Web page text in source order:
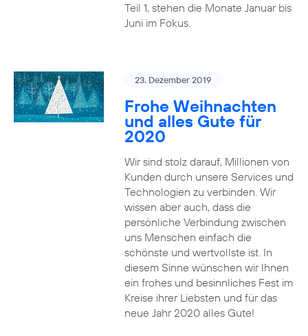
Teil 1, stehen die Monate Januar bis
Juni im Fokus.
23. Dezember 2019
Frohe Weihnachten
und alles Gute für
2020
Wir sind stolz darauf, Millionen von
Kunden durch unsere Services und
Technologien zu verbinden. Wir
wissen aber auch, dass die
persönliche Verbindung zwischen
uns Menschen einfach die
schönste und wertvollste ist. In
diesem Sinne wünschen wir Ihnen
ein frohes und besinnliches Fest im
Kreise ihrer Liebsten und für das
neue Jahr 2020 alles Gute!